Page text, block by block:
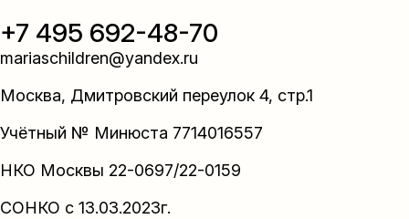
+7 495 692-48-70
mariaschildren@yandex.ru
Москва, Дмитровский переулок 4, стр.1
Учётный № Минюста 7714016557
НКО Москвы 22-0697/22-0159
СОНКО с 13.03.2023г.